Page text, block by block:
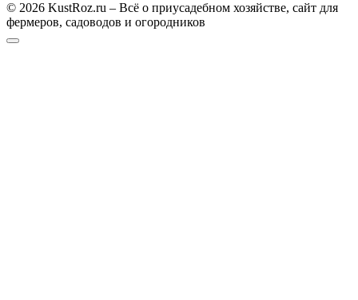
© 2026 KustRoz.ru – Всё о приусадебном хозяйстве, сайт для
фермеров, садоводов и огородников